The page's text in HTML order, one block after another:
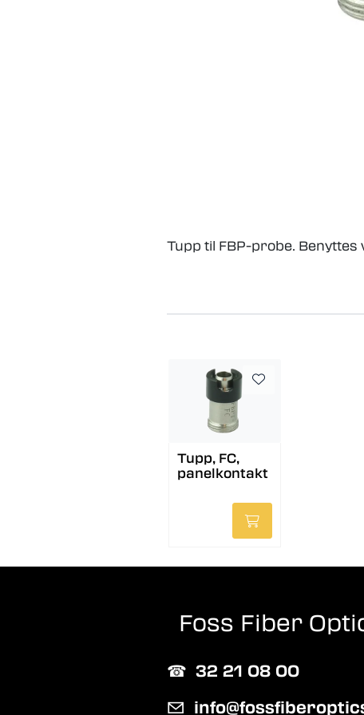
Tupp til FBP-probe.
Tupp, FC,
panelkontakt
Foss Fiber
☎︎ 32 21 08 00
✉